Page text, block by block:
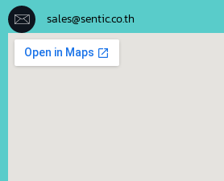
sales@sentic.co.th